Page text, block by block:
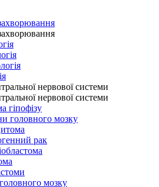
нервової системи
нервової системи
гіпофізу
головного мозку
рак
мозку